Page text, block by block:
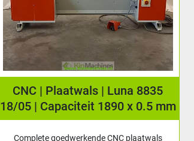
CNC | Plaatwals | Luna 8835
18/05 | Capaciteit 1890 x 0.5 mm
Complete goedwerkende CNC plaatwals